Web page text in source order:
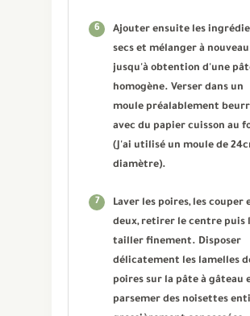
6
Ajouter ensuite les
secs et mélanger à nouveau
jusqu'à obtention d'une
homogène. Verser dans un
moule préalablement
avec du papier cuisson au
(J'ai utilisé un moule de
diamètre).
7
Laver les poires, les couper
deux, retirer le centre puis
tailler finement. Disposer
délicatement les lamelles
poires sur la pâte à gâteau
parsemer des noisettes